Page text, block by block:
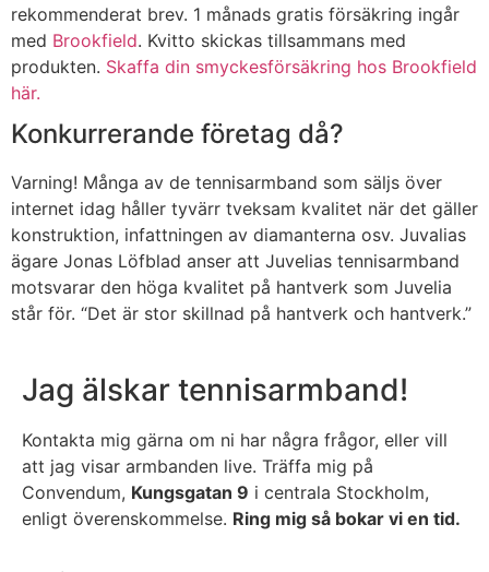
rekommenderat brev. 1 månads gratis försäkring ingår
med Brookfield. Kvitto skickas tillsammans med
produkten. Skaffa din smyckesförsäkring hos Brookfield
här.
Konkurrerande företag då?
Varning! Många av de tennisarmband som säljs över
internet idag håller tyvärr tveksam kvalitet när det gäller
konstruktion, infattningen av diamanterna osv. Juvalias
ägare Jonas Löfblad anser att Juvelias tennisarmband
motsvarar den höga kvalitet på hantverk som Juvelia
står för. “Det är stor skillnad på hantverk och hantverk.”
Jag älskar tennisarmband!
Kontakta mig gärna om ni har några frågor, eller vill
att jag visar armbanden live. Träffa mig på
Convendum, Kungsgatan 9 i centrala Stockholm,
enligt överenskommelse. Ring mig så bokar vi en tid.